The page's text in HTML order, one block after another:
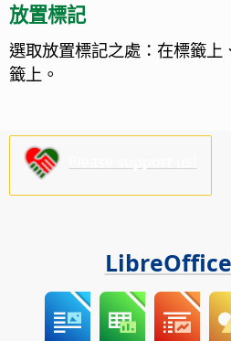
放置標記
選取放置標記之處：在標籤上
籤上。